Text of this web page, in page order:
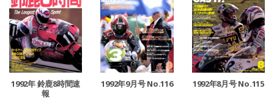
1992年 鈴鹿8時間速
報
1992年9月号 No.116 1992年8月号 No.115